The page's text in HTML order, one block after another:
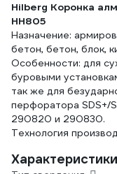
Hilberg Коронка
HH805
Назначение:
бетон, бетон, блок,
Особенности: для
буровыми
так же для
перфоратора SDS+/
290820 и 290830.
Технология
Характеристики